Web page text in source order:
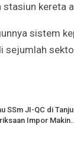
stasiun kereta
sistem
sejumlah
SSm JI-QC di
Impor